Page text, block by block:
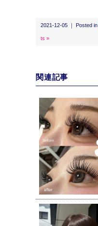
2021-12-05 ｜ Posted in
ts »
関連記事